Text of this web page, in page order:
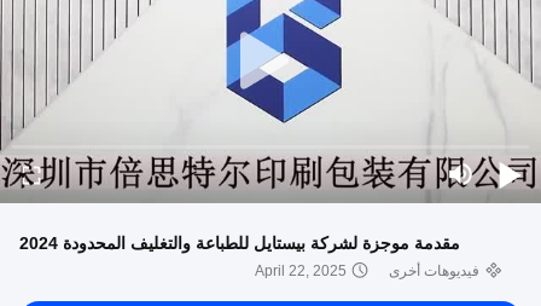
مقدمة موجزة لشركة بيستايل للطباعة والتغليف المحدودة 2024
فيديوهات أخرى April 22, 2025